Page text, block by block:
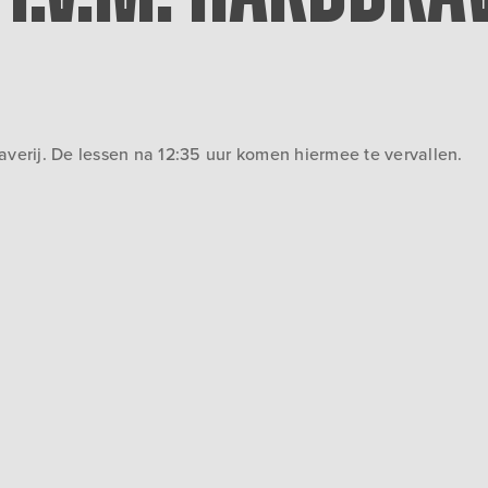
De lessen na 12:35 uur komen hiermee te vervallen.